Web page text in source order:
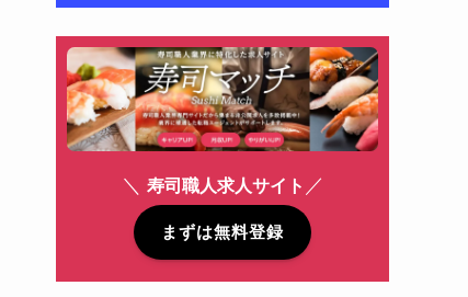
＼ 寿司職人求人サイト ／
まずは無料登録